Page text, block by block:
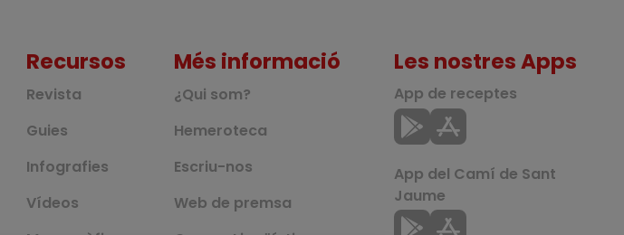
Recursos
Revista
Guies
Infografies
Vídeos
Més informació
¿Qui som?
Hemeroteca
Escriu-nos
Web de premsa
Les nostres Apps
App de receptes
App del Camí de Sant
Jaume